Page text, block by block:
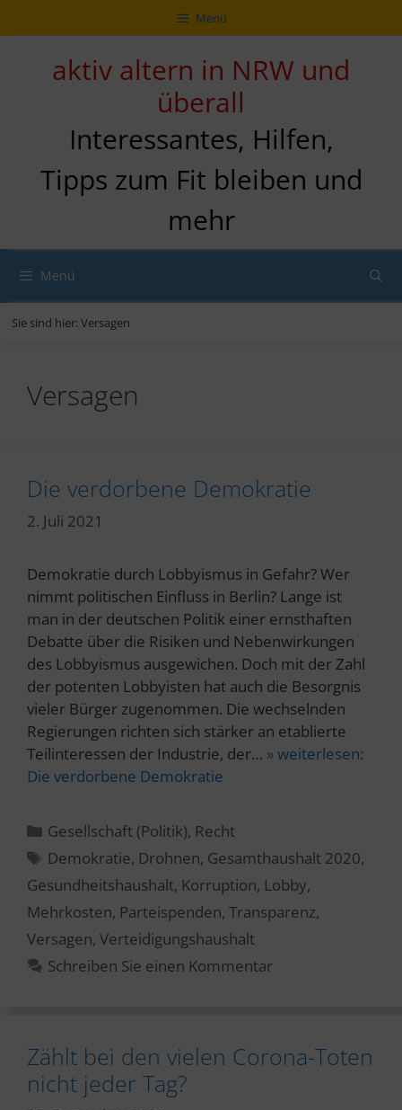
Inhalt
zur
Navigation
Inhalt
Menü
aktiv altern in NRW und
überall
Interessantes, Hilfen,
Tipps zum Fit bleiben und
mehr
Menü
Sie sind hier: Versagen
Versagen
Die verdorbene Demokratie
2. Juli 2021
Demokratie durch Lobbyismus in Gefahr? Wer
nimmt politischen Einfluss in Berlin? Lange ist
man in der deutschen Politik einer ernsthaften
Debatte über die Risiken und Nebenwirkungen
des Lobbyismus ausgewichen. Doch mit der Zahl
der potenten Lobbyisten hat auch die Besorgnis
vieler Bürger zugenommen. Die wechselnden
Regierungen richten sich stärker an etablierte
Teilinteressen der Industrie, der… » weiterlesen:
Die verdorbene Demokratie
Kategorien
Gesellschaft (Politik), Recht
Schlagwörter
Demokratie, Drohnen, Gesamthaushalt 2020,
Gesundheitshaushalt, Korruption, Lobby,
Mehrkosten, Parteispenden, Transparenz,
Versagen, Verteidigungshaushalt
Schreiben Sie einen Kommentar
Zählt bei den vielen Corona-Toten
nicht jeder Tag?